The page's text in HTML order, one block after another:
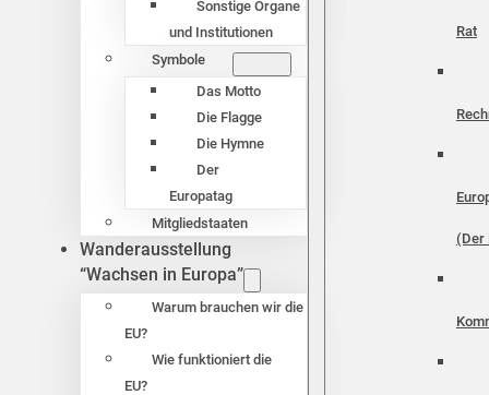
Sonstige Organe
und Institutionen
Symbole
Das Motto
Die Flagge
Die Hymne
Der
Europatag
Mitgliedstaaten
Wanderausstellung
“Wachsen in Europa”
Warum brauchen wir die
EU?
Wie funktioniert die
EU?
Rat
(Der